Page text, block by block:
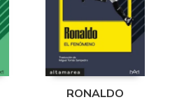
RONALDO